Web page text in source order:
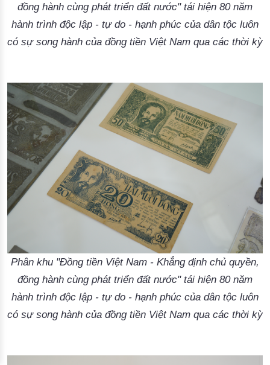
đồng hành cùng phát triển đất nước" tái hiện 80 năm
hành trình độc lập - tự do - hạnh phúc của dân tộc luôn
có sự song hành của đồng tiền Việt Nam qua các thời kỳ
Phân khu "Đồng tiền Việt Nam - Khẳng định chủ quyền,
đồng hành cùng phát triển đất nước" tái hiện 80 năm
hành trình độc lập - tự do - hạnh phúc của dân tộc luôn
có sự song hành của đồng tiền Việt Nam qua các thời kỳ